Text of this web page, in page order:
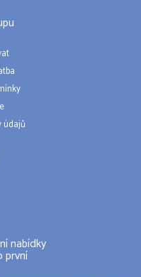
údajů
nabídky
první